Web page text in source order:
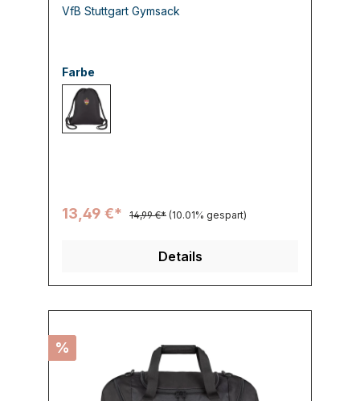
VfB Stuttgart Gymsack
Farbe
800 schwarz
13,49 €* 14,99 €* (10.01% gespart)
Details
%